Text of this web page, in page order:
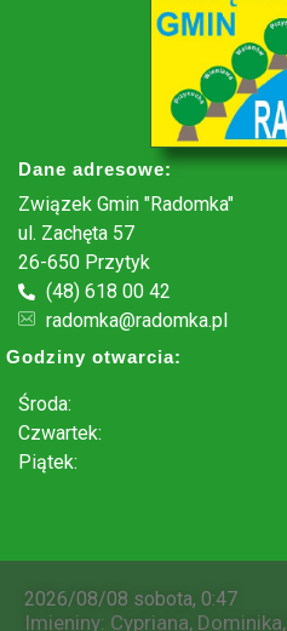
Dane adresowe:
Związek Gmin "Radomka"
ul. Zachęta 57
26-650 Przytyk
(48) 618 00 42
radomka@radomka.pl
Godziny otwarcia:
Środa:
Czwartek:
Piątek:
2026/08/08 sobota, 0:47
Imieniny: Cypriana, Dominika,